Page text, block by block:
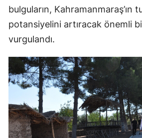
bulguların, Kahramanmaraş’ın
potansiyelini artıracak önemli
vurgulandı.